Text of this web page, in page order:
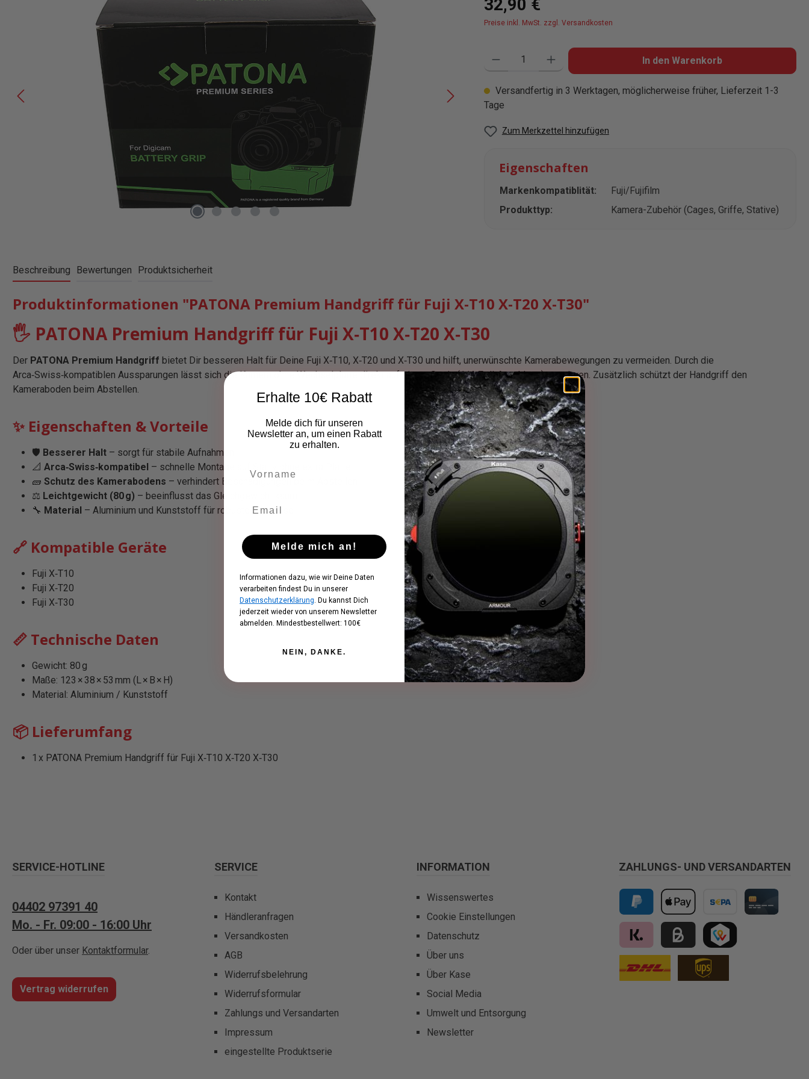
32,90 €
Preise inkl. MwSt. zzgl. Versandkosten
Produkt Anzahl: Gib den gewünschten Wert ein oder benutze die Schaltflächen um
In den Warenkorb
Versandfertig in 3 Werktagen, möglicherweise früher, Lieferzeit 1-3
Tage
Zum Merkzettel hinzufügen
Eigenschaften
Markenkompatiblität:
Fuji/Fujifilm
Produkttyp:
Kamera-Zubehör (Cages, Griffe, Stative)
Beschreibung Bewertungen Produktsicherheit
Produktinformationen "PATONA Premium Handgriff für Fuji X-T10 X-T20 X-T30"
🖐️ PATONA Premium Handgriff für Fuji X‑T10 X‑T20 X‑T30
Der PATONA Premium Handgriff bietet Dir besseren Halt für Deine Fuji X‑T10, X‑T20 und X‑T30 und hilft, unerwünschte Kamerabewegungen zu vermeiden. Durch die
Arca‑Swiss‑kompatiblen Aussparungen lässt sich die Kamera ohne Wechselplatte direkt auf einem Stativ (1/4‑Zoll‑Anschluss) montieren. Zusätzlich schützt der Handgriff den
Kameraboden beim Abstellen.
✨ Eigenschaften & Vorteile
🛡️ Besserer Halt – sorgt für stabile Aufnahmen
📐 Arca‑Swiss‑kompatibel – schnelle Montage auf Stativ ohne extra Platte
🧱 Schutz des Kamerabodens – verhindert Beschädigungen beim Abstellen
⚖️ Leichtgewicht (80 g) – beeinflusst das Gleichgewicht kaum
🔧 Material – Aluminium und Kunststoff für robuste Bauweise
🔗 Kompatible Geräte
Fuji X‑T10
Fuji X‑T20
Fuji X‑T30
📏 Technische Daten
Gewicht: 80 g
Maße: 123 × 38 × 53 mm (L × B × H)
Material: Aluminium / Kunststoff
📦 Lieferumfang
1 x PATONA Premium Handgriff für Fuji X‑T10 X‑T20 X‑T30
SERVICE-HOTLINE
04402 97391 40
Mo. - Fr. 09:00 - 16:00 Uhr
Oder über unser Kontaktformular.
Vertrag widerrufen
SERVICE
Kontakt
Händleranfragen
Versandkosten
AGB
Widerrufsbelehrung
Widerrufsformular
Zahlungs und Versandarten
Impressum
eingestellte Produktserie
INFORMATION
Wissenswertes
Cookie Einstellungen
Datenschutz
Über uns
Über Kase
Social Media
Umwelt und Entsorgung
Newsletter
ZAHLUNGS- UND VERSANDARTEN
PayPal Apple Pay Vorkasse
Klarna Kauf auf Rechnung für B2B via
TWINT
Erhalte 10€ Rabatt
Melde dich für unseren
Newsletter an, um einen Rabatt
zu erhalten.
Melde mich an!
Informationen dazu, wie wir Deine Daten
verarbeiten findest Du in unserer
Datenschutzerklärung . Du kannst Dich
jederzeit wieder von unserem Newsletter
abmelden. Mindestbestellwert: 100€
NEIN, DANKE.